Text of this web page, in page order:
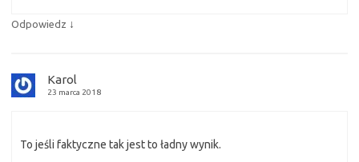
Odpowiedz ↓
Karol
23 marca 2018
To jeśli faktyczne tak jest to ładny wynik.